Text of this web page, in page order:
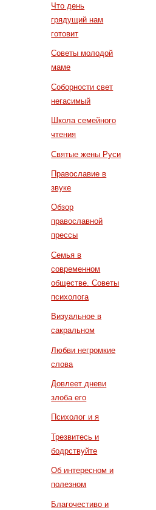
Что день
грядущий нам
готовит
Советы молодой
маме
Соборности свет
негасимый
Школа семейного
чтения
Святые жены Руси
Православие в
звуке
Обзор
православной
прессы
Семья в
современном
обществе. Советы
психолога
Визуальное в
сакральном
Любви негромкие
слова
Довлеет дневи
злоба его
Психолог и я
Трезвитесь и
бодрствуйте
Об интересном и
полезном
Благочестиво и